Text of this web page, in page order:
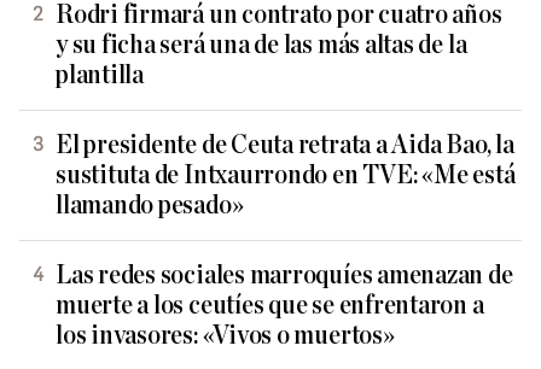
Rodri firmará un contrato por cuatro años
y su ficha será una de las más altas de la
plantilla
El presidente de Ceuta retrata a Aida Bao, la
sustituta de Intxaurrondo en TVE: «Me está
llamando pesado»
Las redes sociales marroquíes amenazan de
muerte a los ceutíes que se enfrentaron a
los invasores: «Vivos o muertos»